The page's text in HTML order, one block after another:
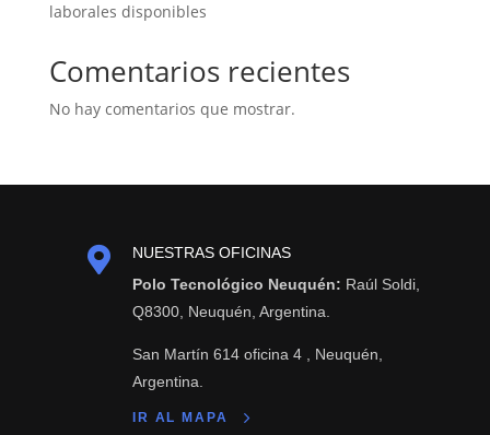
laborales disponibles
Comentarios recientes
No hay comentarios que mostrar.

NUESTRAS OFICINAS
Polo Tecnológico Neuquén: Raúl Soldi,
Q8300, Neuquén, Argentina.
San Martín 614 oficina 4 , Neuquén,
Argentina.
IR AL MAPA